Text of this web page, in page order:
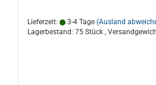
Spardosenloch darf nicht kleiner als
größer als ca. 57 mm Ø sein,
nicht dicker, oder dünner als ca. 4,0
Lieferzeit: 3-4 Tage (Ausland
Lagerbestand: 75 Stück ,